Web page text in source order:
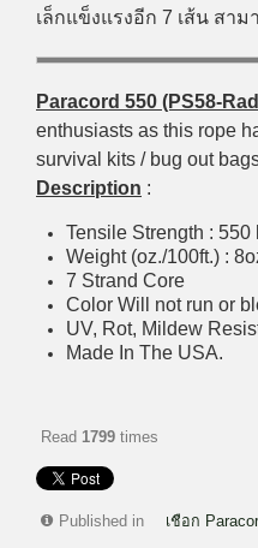
เล็กแข็งแรงอีก 7 เส้น สา
Paracord 550 (PS58-
enthusiasts as this rope
survival kits / bug out
Description :
Tensile Strength : 550
Weight (oz./100ft.) :
7 Strand Core
Color Will not run or
UV, Rot, Mildew
Made In The USA.
Read 1799 times
Published in เชือก